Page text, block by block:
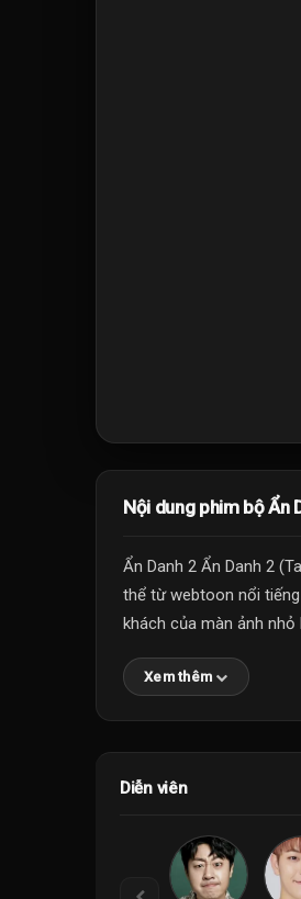
Nội dung phim bộ Ẩn
Ẩn Danh 2 Ẩn Danh 2
thể từ webtoon nổi
khách của màn ảnh nhỏ
Xem thêm
Diễn viên